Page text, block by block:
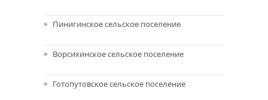
Пинигинское сельское поселение
Ворсихинское сельское поселение
Готопутовское сельское поселение